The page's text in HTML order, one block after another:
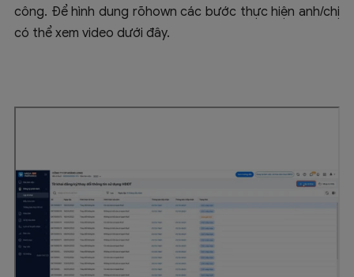
công. Để hình dung rõhown các bước thực hiện anh/chị
có thể xem video dưới đây.